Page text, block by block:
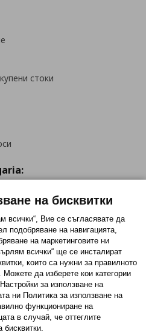
стоки
на бисквитки
всички“, Вие се съгласявате да
подобряване на навигацията,
на маркетинговите ни
всички“ ще се инсталират
които са нужни за правилното
да изберете кои категории
за използване на
ни Политика за използване на
функциониране на
в случай, че оттеглите
бисквитки.